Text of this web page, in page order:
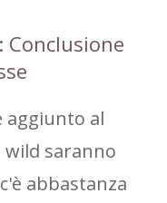
Conclusione
aggiunto al
saranno
abbastanza